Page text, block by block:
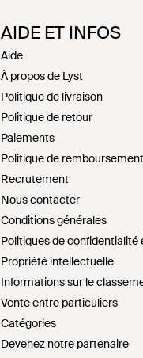
AIDE ET INFOS
Aide
À propos de Lyst
Politique de livraison
Politique de retour
Paiements
Politique de remboursement
Recrutement
Nous contacter
Conditions générales
Politiques de confidentialité
Propriété intellectuelle
Informations sur le
Vente entre particuliers
Catégories
Devenez notre partenaire